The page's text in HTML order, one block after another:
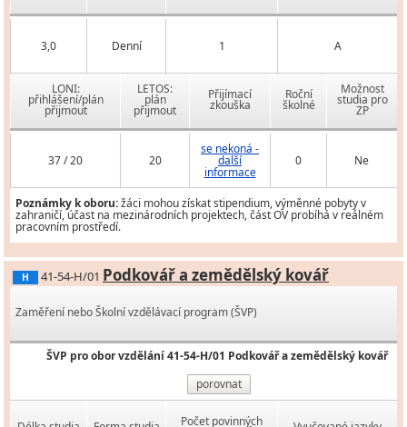
3,0 Denní 1 A
LONI:
přihlášení/plán
přijmout
LETOS:
plán
přijmout
Přijímací
zkouška
Roční
školné
Možnost
studia pro
ZP
37 / 20 20
se nekoná -
další
informace
0 Ne
Poznámky k oboru:žáci mohou získat stipendium, výměnné pobyty v
zahraničí, účast na mezinárodních projektech, část OV probíhá v reálném
pracovním prostředí.
H 41-54-H/01 Podkovář a zemědělský kovář
Zaměření nebo Školní vzdělávací program (ŠVP)
ŠVP pro obor vzdělání 41-54-H/01 Podkovář a zemědělský kovář
porovnat
Počet povinných